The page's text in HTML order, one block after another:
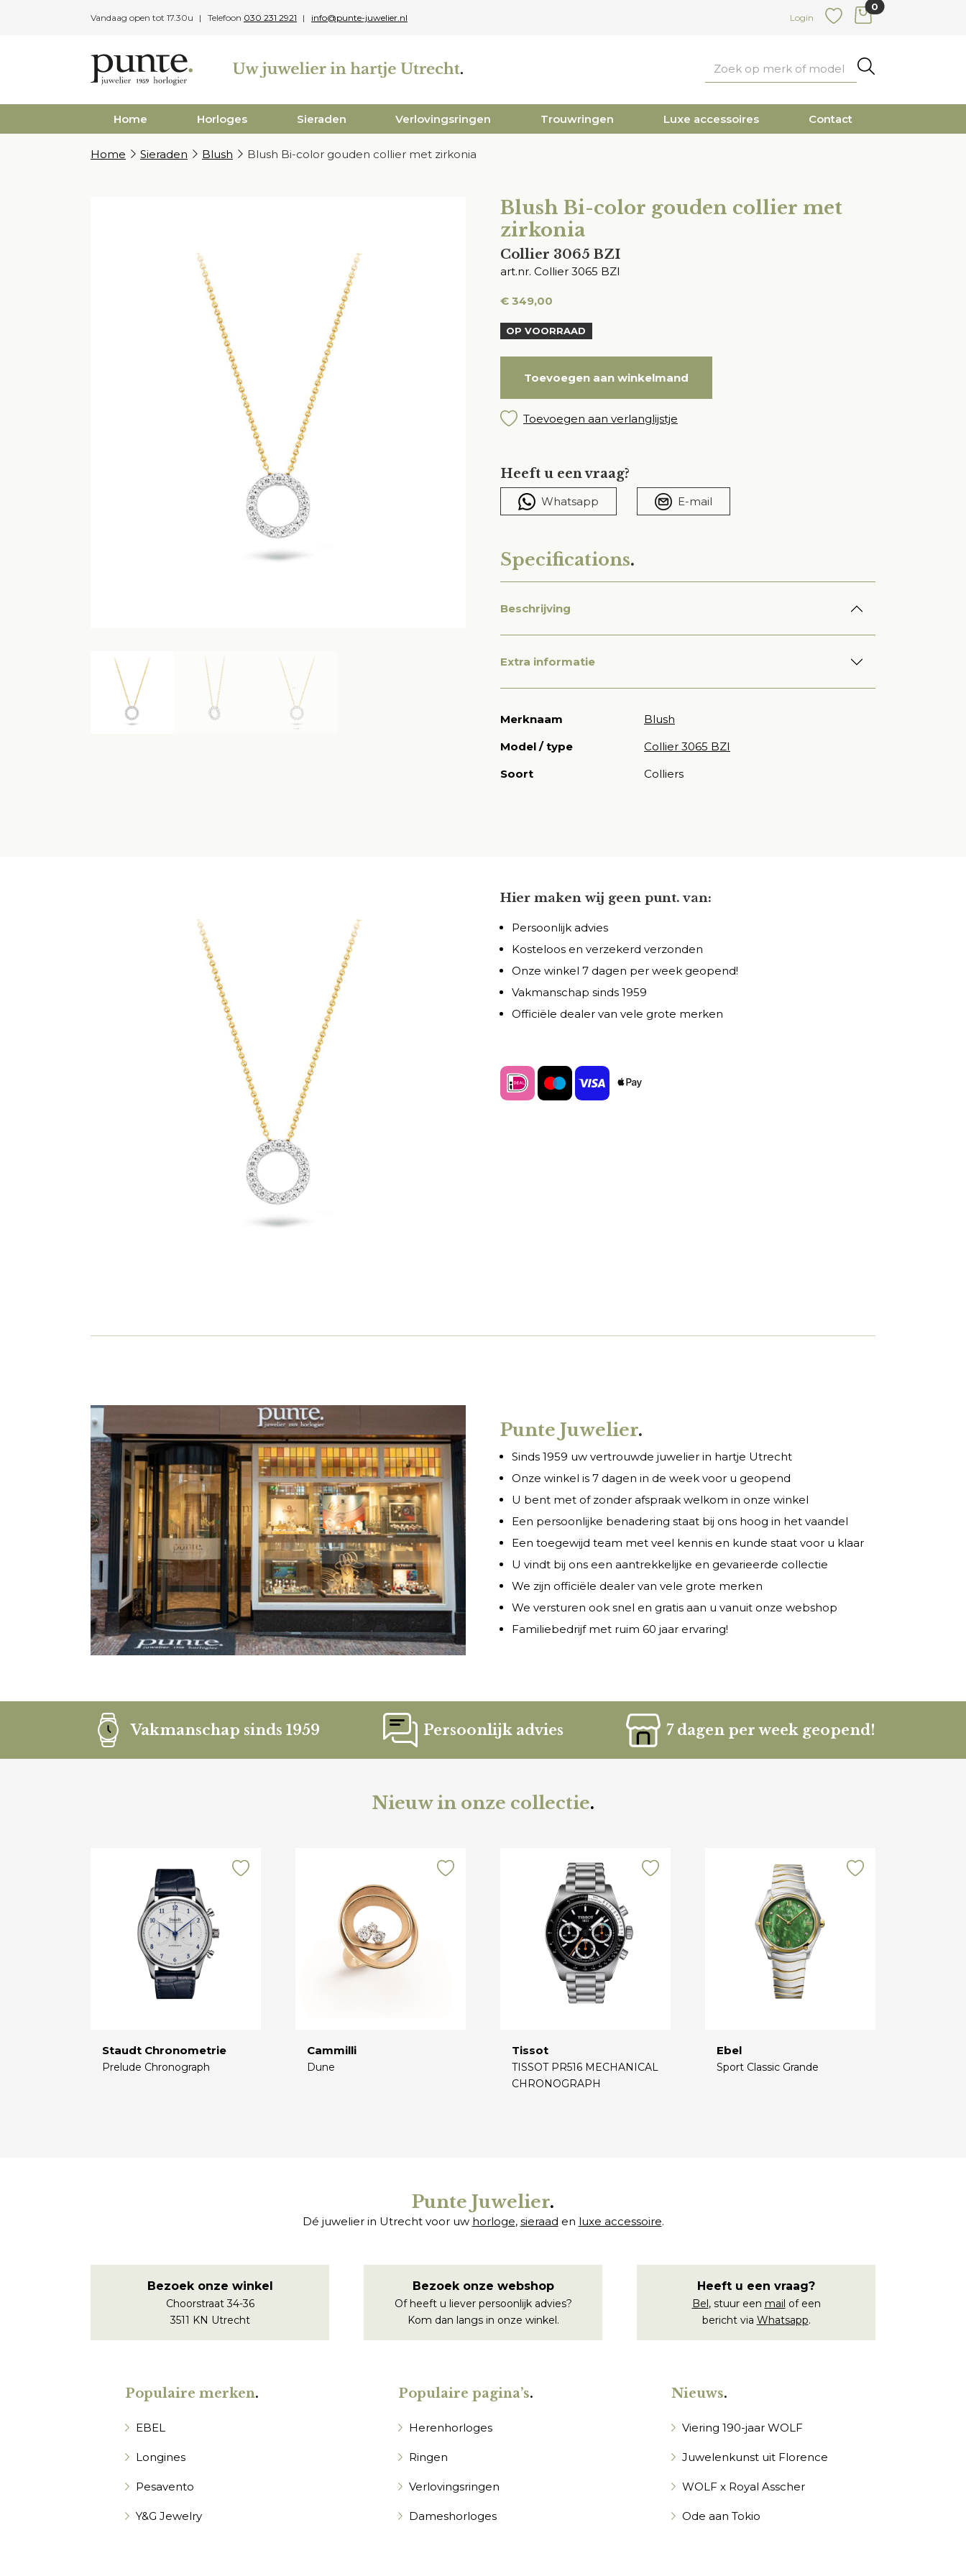
Vandaag open tot 17.30u Telefoon 030 231 2921 info@punte-juwelier.nl
Login
0
items in cart
Home Horloges Sieraden Verlovingsringen Trouwringen Luxe accessoires Contact
Home Sieraden Blush Blush Bi-color gouden collier met zirkonia
Blush Bi-color gouden collier met
zirkonia
Collier 3065 BZI
art.nr. Collier 3065 BZI
€ 349,00
OP VOORRAAD
Toevoegen aan winkelmand
Toevoegen aan verlanglijstje
Heeft u een vraag?
Whatsapp E-mail
Specifications.
Beschrijving
Extra informatie
Merknaam
Blush
Model / type
Collier 3065 BZI
Soort
Colliers
Hier maken wij geen punt. van:
Persoonlijk advies
Kosteloos en verzekerd verzonden
Onze winkel 7 dagen per week geopend!
Vakmanschap sinds 1959
Officiële dealer van vele grote merken
Punte Juwelier.
Sinds 1959 uw vertrouwde juwelier in hartje Utrecht
Onze winkel is 7 dagen in de week voor u geopend
U bent met of zonder afspraak welkom in onze winkel
Een persoonlijke benadering staat bij ons hoog in het vaandel
Een toegewijd team met veel kennis en kunde staat voor u klaar
U vindt bij ons een aantrekkelijke en gevarieerde collectie
We zijn officiële dealer van vele grote merken
We versturen ook snel en gratis aan u vanuit onze webshop
Familiebedrijf met ruim 60 jaar ervaring!
Vakmanschap sinds 1959 Persoonlijk advies 7 dagen per week geopend!
Nieuw in onze collectie.
Staudt Chronometrie
Prelude Chronograph
Cammilli
Dune
Tissot
TISSOT PR516 MECHANICAL
CHRONOGRAPH
Ebel
Sport Classic Grande
Punte Juwelier.
Dé juwelier in Utrecht voor uw horloge, sieraad en luxe accessoire.
Bezoek onze winkel
Choorstraat 34-36
3511 KN Utrecht
Bezoek onze webshop
Of heeft u liever persoonlijk advies?
Kom dan langs in onze winkel.
Heeft u een vraag?
Bel, stuur een mail of een
bericht via Whatsapp.
Populaire merken.
EBEL
Longines
Pesavento
Y&G Jewelry
Populaire pagina’s.
Herenhorloges
Ringen
Verlovingsringen
Dameshorloges
Nieuws.
Viering 190-jaar WOLF
Juwelenkunst uit Florence
WOLF x Royal Asscher
Ode aan Tokio